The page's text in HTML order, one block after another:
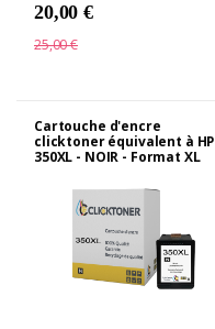
20,00 €
25,00 €
Cartouche d'encre
clicktoner équivalent à HP
350XL - NOIR - Format XL